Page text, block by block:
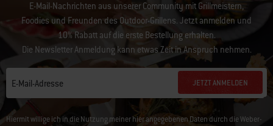
E-Mail-Nachrichten aus unserer Community mit Grillmeistern,
Foodies und Freunden des Outdoor-Grillens. Jetzt anmelden und
10% Rabatt auf die erste Bestellung erhalten.
Die Newsletter Anmeldung kann etwas Zeit in Anspruch nehmen.
E-Mail-Adresse JETZT ANMELDEN
Hiermit willige ich in die Nutzung meiner hier angegebenen Daten durch die Weber-